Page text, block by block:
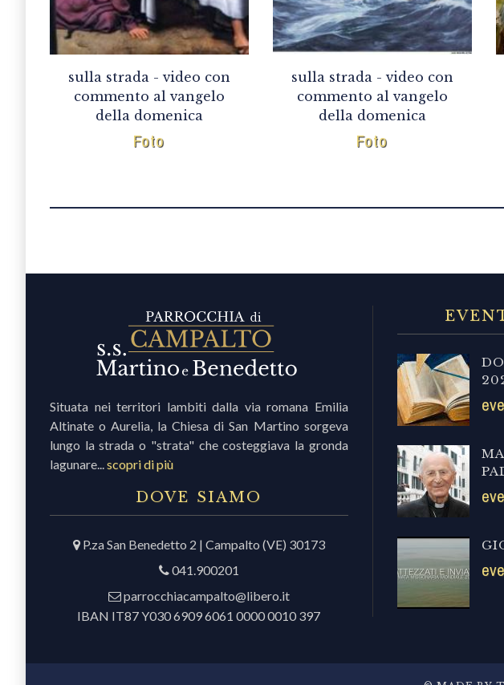
sulla strada - video con
commento al vangelo
della domenica
Foto
sulla strada - video con
commento al vangelo
della domenica
Foto
Situata nei territori lambiti dalla via romana Emilia
Altinate o Aurelia, la Chiesa di San Martino sorgeva
lungo la strada o "strata" che costeggiava la gronda
lagunare... scopri di più
DOVE SIAMO
P.za San Benedetto 2 | Campalto (VE) 30173
041.900201
parrocchiacampalto@libero.it
IBAN IT87 Y030 6909 6061 0000 0010 397